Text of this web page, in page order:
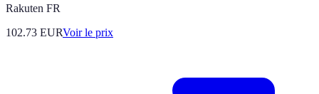
Rakuten FR
102.73 EURVoir le prix